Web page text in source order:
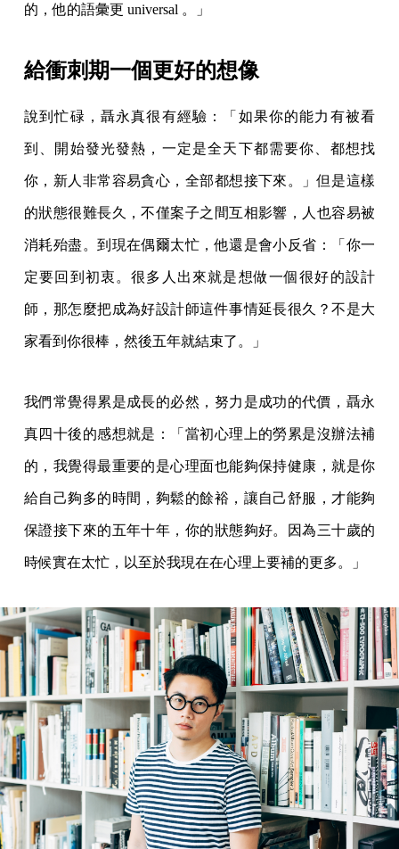
的，他的語彙更 universal 。」
給衝刺期一個更好的想像
說到忙碌，聶永真很有經驗：「如果你的能力有被看
到、開始發光發熱，一定是全天下都需要你、都想找
你，新人非常容易貪心，全部都想接下來。」但是這樣
的狀態很難長久，不僅案子之間互相影響，人也容易被
消耗殆盡。到現在偶爾太忙，他還是會小反省：「你一
定要回到初衷。很多人出來就是想做一個很好的設計
師，那怎麼把成為好設計師這件事情延長很久？不是大
家看到你很棒，然後五年就結束了。」
我們常覺得累是成長的必然，努力是成功的代價，聶永
真四十後的感想就是：「當初心理上的勞累是沒辦法補
的，我覺得最重要的是心理面也能夠保持健康，就是你
給自己夠多的時間，夠鬆的餘裕，讓自己舒服，才能夠
保證接下來的五年十年，你的狀態夠好。因為三十歲的
時候實在太忙，以至於我現在在心理上要補的更多。」